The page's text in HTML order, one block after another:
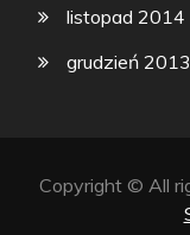
listopad 2014
grudzień 2013
Copyright © All